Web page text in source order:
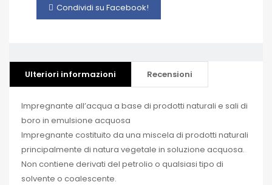
Condividi su Facebook!
Ulteriori informazioni Recensioni
Impregnante all’acqua a base di prodotti naturali e sali di
boro in emulsione acquosa
Impregnante costituito da una miscela di prodotti naturali
principalmente di natura vegetale in soluzione acquosa.
Non contiene derivati del petrolio o qualsiasi tipo di
solvente o coalescente.